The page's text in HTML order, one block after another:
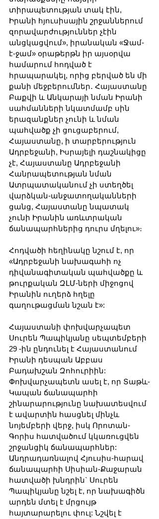
տիրապետության տակ էին,
Իրանի հյուսիսային շրջաններում
զորավարժություններ չէին
անցկացվում», իրանական «Ջամ-
է-ջամ» օրաթերթն իր այսօրվա
համարում հոդված է
հրապարակել, որից բերված են մի
քանի մեջբերումներ․ Հայաստանը
Բաքվի և Անկարայի նման Իրանի
սահմանների նկատմամբ սին
երազանքներ չունի և նման
պահվածք չի ցուցաբերում,
Հայաստանը, ի տարբերություն
Ադրբեջանի, Իսրայելի դաշնակիցը
չէ, Հայաստանը Ադրբեջանի
Հանրապետության նման
Ատրպատականում չի ստեղծել
վարձկան-անջատողականների
ցանց, Հայաստանը նպատակ
չունի Իրանին առևտրական
ճանապարհներից դուրս մղելու»։
Հոդվածի հեղինակը նշում է, որ
«Ադրբեջանի նախագահի ոչ
դիվանագիտական ​​պահվածքը և
թուրքական ԶԼՄ-ների միջոցով
Իրանին ուղերձ հղելը
գաղութացման նշան է»:
Հայաստանի փոխվարչապետ
Սուրեն Պապիկյանը սեպտեմբերի
29 -ին ընդունել է Հայաստանում
Իրանի դեսպան Աբբաս
Բադախշան Զոհուրիին:
Փոխվարչապետն ասել է, որ Տաթև-
Կապան ճանապարհի
շինարարությունը նախատեսվում
է ավարտին հասցնել մինչև
նոյեմբերի վերջ, իսկ Որոտան-
Գորիս հատվածում կկառուցվեն
շրջանցիկ ճանապարհներ:
Անդրադառնալով Հյուսիս-հարավ
ճանապարհի Սիսիան-Քաջարան
հատվածի խնդրին` Սուրեն
Պապիկյանը նշել է, որ նախագիծն
արդեն մտել է մրցույթ
հայտարարելու փուլ: Նշվել է